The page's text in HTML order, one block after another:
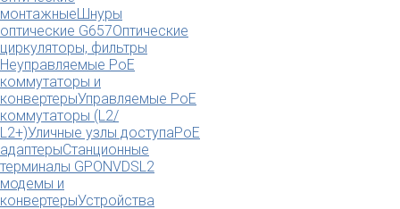
монтажныеШнуры
оптические G657Оптические
циркуляторы, фильтры
Неуправляемые PoE
коммутаторы и
конвертерыУправляемые PoE
коммутаторы (L2/
L2+)Уличные узлы доступаPoE
адаптерыСтанционные
терминалы GPONVDSL2
модемы и
конвертерыУстройства